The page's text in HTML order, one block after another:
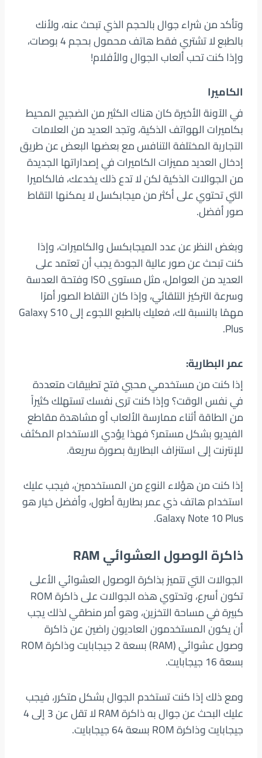
وتأكد من شراء جوال بالحجم الذي تبحث عنه، ولأنك
بالطبع لا تشتري فقط هاتف محمول بحجم 4 بوصات،
وإذا كنت تحب ألعاب الجوال والأفلام!
الكاميرا
في الآونة الأخيرة كان هناك الكثير من الضجيج المحيط
بكاميرات الهواتف الذكية، وتجد العديد من العلامات
التجارية المختلفة التنافس مع بعضها البعض عن طريق
إدخال العديد مميزات الكاميرات في إصداراتها الجديدة
من الجوالات الذكية لكن لا تدع ذلك يخدعك، فالكاميرا
التي تحتوي على أكثر من ميجابكسل لا يمكنها التقاط
صور أفضل.
وبغض النظر عن عدد الميجابكسل والكاميرات، وإذا
كنت تبحث عن صور عالية الجودة يجب أن تعتمد على
العديد من العوامل، مثل مستوى ISO وفتحة العدسة
وسرعة التركيز التلقائي، وإذا كان التقاط الصور أمرًا
مهمًا بالنسبة لك، فعليك بالطبع اللجوء إلى Galaxy S10
Plus.
عمر البطارية:
إذا كنت من مستخدمي محبي فتح تطبيقات متعددة
في نفس الوقت؟ وإذا كنت ترى نفسك تستهلك كثيراً
من الطاقة أثناء ممارسة الألعاب أو مشاهدة مقاطع
الفيديو بشكل مستمر؟ فهذا يؤدي الاستخدام المكثف
للإنترنت إلى استنزاف البطارية بصورة سريعة.
إذا كنت من هؤلاء النوع من المستخدمين، فيجب عليك
استخدام هاتف ذي عمر بطارية أطول، وأفضل خيار هو
Galaxy Note 10 Plus.
ذاكرة الوصول العشوائي RAM
الجوالات التي تتميز بذاكرة الوصول العشوائي الأعلى
تكون أسرع، وتحتوي هذه الجوالات على ذاكرة ROM
كبيرة في مساحة التخزين، وهو أمر منطقي لذلك يجب
أن يكون المستخدمون العاديون راضين عن ذاكرة
وصول عشوائي (RAM) بسعة 2 جيجابايت وذاكرة ROM
بسعة 16 جيجابايت.
ومع ذلك إذا كنت تستخدم الجوال بشكل متكرر، فيجب
عليك البحث عن جوال به ذاكرة RAM لا تقل عن 3 إلى 4
جيجابايت وذاكرة ROM بسعة 64 جيجابايت.